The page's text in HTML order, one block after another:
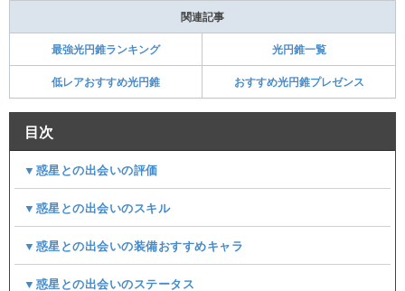
関連記事
最強光円錐ランキング 光円錐一覧
低レアおすすめ光円錐 おすすめ光円錐プレゼンス
目次
▼惑星との出会いの評価
▼惑星との出会いのスキル
▼惑星との出会いの装備おすすめキャラ
▼惑星との出会いのステータス